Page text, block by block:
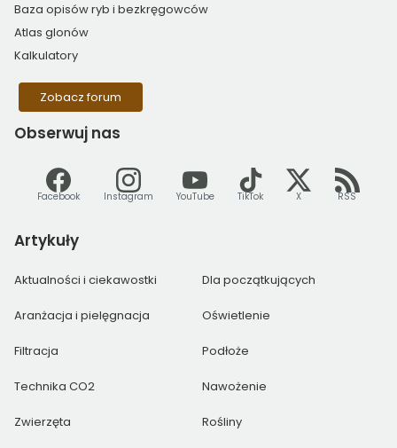
Baza opisów ryb i bezkręgowców
Atlas glonów
Kalkulatory
Zobacz forum
Obserwuj nas
Facebook Instagram YouTube TikTok X RSS
Artykuły
Aktualności i ciekawostki Dla początkujących
Aranżacja i pielęgnacja Oświetlenie
Filtracja Podłoże
Technika CO2 Nawożenie
Zwierzęta Rośliny